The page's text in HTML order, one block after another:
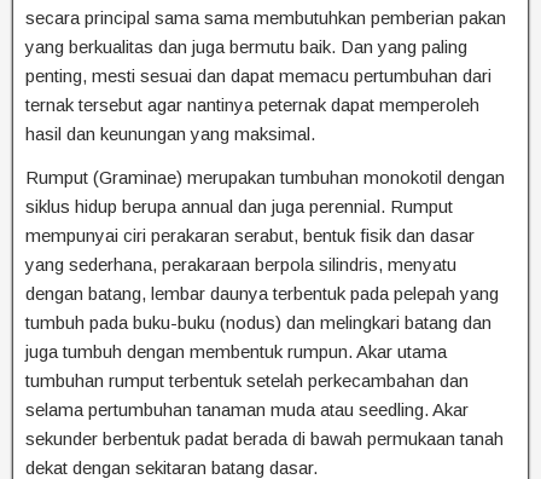
secara principal sama sama membutuhkan pemberian pakan
yang berkualitas dan juga bermutu baik. Dan yang paling
penting, mesti sesuai dan dapat memacu pertumbuhan dari
ternak tersebut agar nantinya peternak dapat memperoleh
hasil dan keunungan yang maksimal.
Rumput (Graminae) merupakan tumbuhan monokotil dengan
siklus hidup berupa annual dan juga perennial. Rumput
mempunyai ciri perakaran serabut, bentuk fisik dan dasar
yang sederhana, perakaraan berpola silindris, menyatu
dengan batang, lembar daunya terbentuk pada pelepah yang
tumbuh pada buku-buku (nodus) dan melingkari batang dan
juga tumbuh dengan membentuk rumpun. Akar utama
tumbuhan rumput terbentuk setelah perkecambahan dan
selama pertumbuhan tanaman muda atau seedling. Akar
sekunder berbentuk padat berada di bawah permukaan tanah
dekat dengan sekitaran batang dasar.